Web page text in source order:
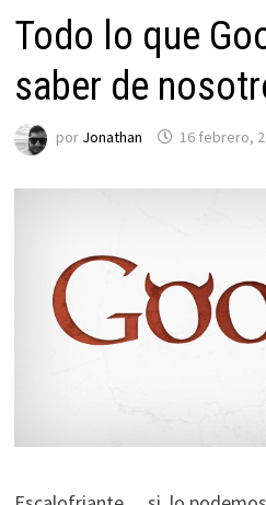
Todo lo que
saber de
por Jonathan 16 febrero,